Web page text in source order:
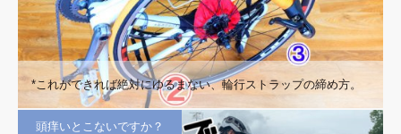
*これができれば絶対にゆるまない、輪行ストラップの締め方。
頭痒いとこないですか？